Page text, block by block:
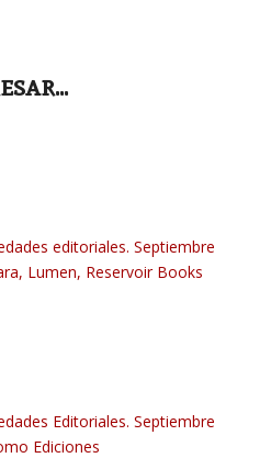
editoriales. Septiembre
Lumen, Reservoir Books
Editoriales. Septiembre
Ediciones